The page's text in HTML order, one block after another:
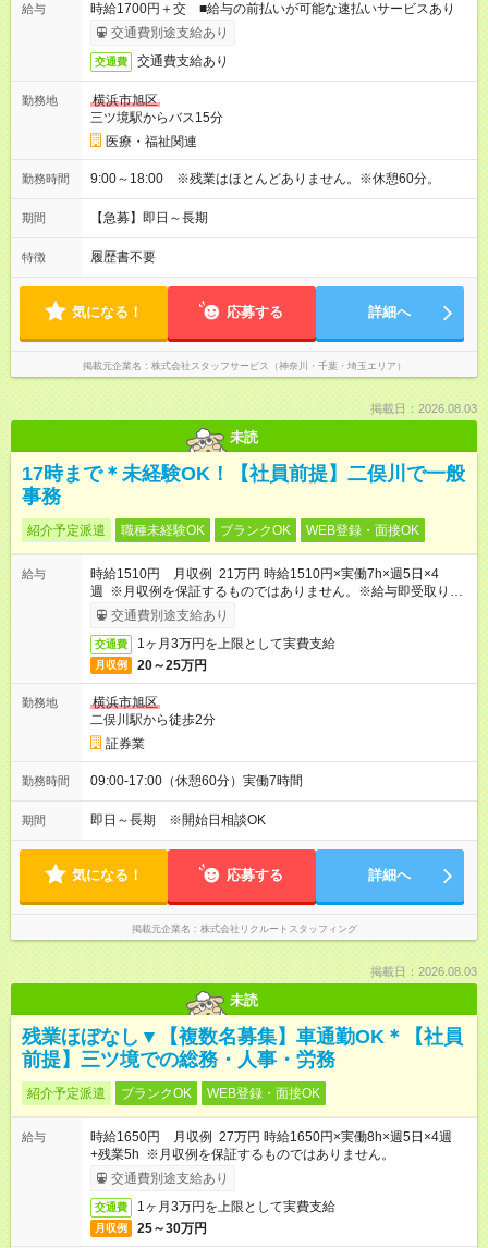
給与
時給1700円＋交 ■給与の前払いが可能な速払いサービスあり
交通費別途支給あり
交通費 交通費支給あり
勤務地
横浜市旭区
三ツ境駅からバス15分
医療・福祉関連
勤務時間 9:00～18:00 ※残業はほとんどありません。※休憩60分。
期間 【急募】即日～長期
特徴 履歴書不要
気になる！ 応募する 詳細へ
掲載元企業名 株式会社スタッフサービス（神奈川・千葉・埼玉エリア）
掲載日：2026.08.03
未読
17時まで＊未経験OK！【社員前提】二俣川で一般
事務
紹介予定派遣 職種未経験OK ブランクOK WEB登録・面接OK
給与
時給1510円 月収例 21万円 時給1510円×実働7h×週5日×4
週 ※月収例を保証するものではありません。※給与即受取りサ
ービス利用可（利用条件有）
交通費別途支給あり
交通費 1ヶ月3万円を上限として実費支給
月収例 20～25万円
勤務地
横浜市旭区
二俣川駅から徒歩2分
証券業
勤務時間 09:00-17:00（休憩60分）実働7時間
期間 即日～長期 ※開始日相談OK
気になる！ 応募する 詳細へ
掲載元企業名 株式会社リクルートスタッフィング
掲載日：2026.08.03
未読
残業ほぼなし▼【複数名募集】車通勤OK＊【社員
前提】三ツ境での総務・人事・労務
紹介予定派遣 ブランクOK WEB登録・面接OK
給与
時給1650円 月収例 27万円 時給1650円×実働8h×週5日×4週
+残業5h ※月収例を保証するものではありません。
交通費別途支給あり
交通費 1ヶ月3万円を上限として実費支給
月収例 25～30万円